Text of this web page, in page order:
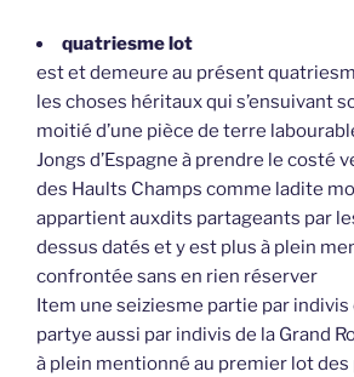
quatriesme lot
est et demeure au présent
les choses héritaux qui s’ensuivant
moitié d’une pièce de terre
Jongs d’Espagne à prendre le costé
des Haults Champs comme ladite
appartient auxdits partageants par
dessus datés et y est plus à plein
confrontée sans en rien réserver
Item une seiziesme partie par
partye aussi par indivis de la Grand
à plein mentionné au premier lot